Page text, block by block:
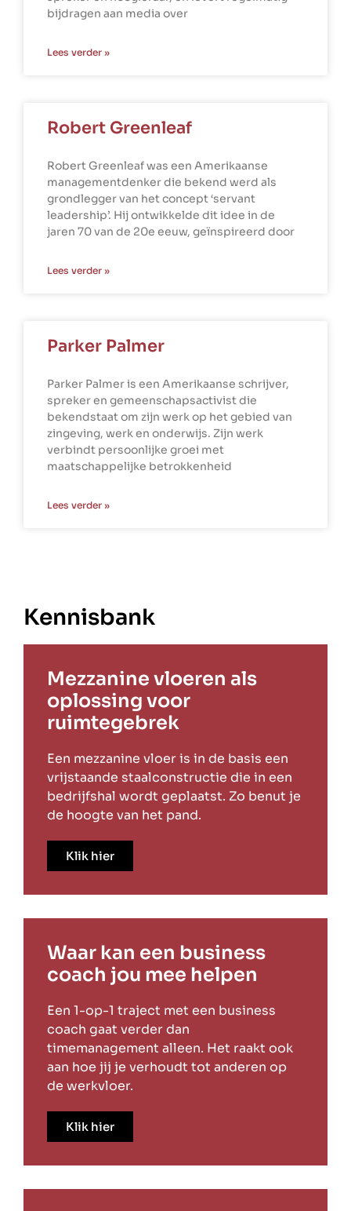
bijdragen aan media over
Lees verder »
Robert Greenleaf
Robert Greenleaf was een Amerikaanse
managementdenker die bekend werd als
grondlegger van het concept ‘servant
leadership’. Hij ontwikkelde dit idee in de
jaren 70 van de 20e eeuw, geïnspireerd door
Lees verder »
Parker Palmer
Parker Palmer is een Amerikaanse schrijver,
spreker en gemeenschapsactivist die
bekendstaat om zijn werk op het gebied van
zingeving, werk en onderwijs. Zijn werk
verbindt persoonlijke groei met
maatschappelijke betrokkenheid
Lees verder »
Kennisbank
Mezzanine vloeren als
oplossing voor
ruimtegebrek
Een mezzanine vloer is in de basis een
vrijstaande staalconstructie die in een
bedrijfshal wordt geplaatst. Zo benut je
de hoogte van het pand.
Klik hier
Waar kan een business
coach jou mee helpen
Een 1-op-1 traject met een business
coach gaat verder dan
timemanagement alleen. Het raakt ook
aan hoe jij je verhoudt tot anderen op
de werkvloer.
Klik hier